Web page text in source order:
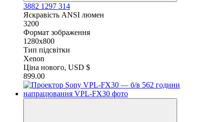
3882 1297 314
Яскравість ANSI люмен
3200
Формат зображення
1280x800
Тип підсвітки
Xenon
Ціна нового, USD $
899.00